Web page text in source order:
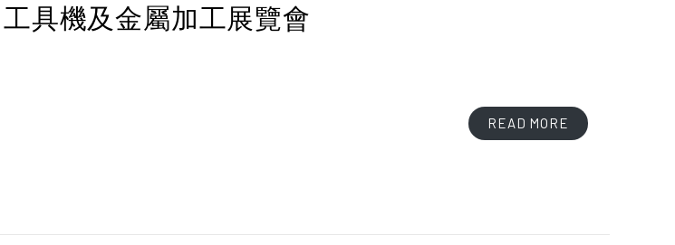
具機及金屬加工展覽會
READ MORE